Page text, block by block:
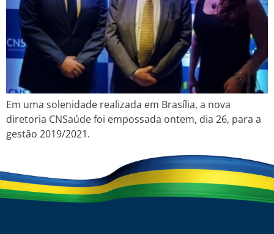
Em uma solenidade realizada em Brasília, a nova
diretoria CNSaúde foi empossada ontem, dia 26, para a
gestão 2019/2021.